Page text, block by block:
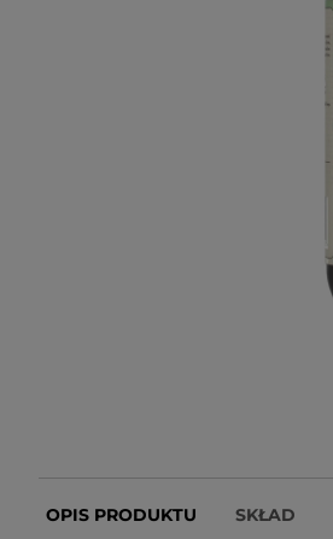
OPIS PRODUKTU SKŁAD